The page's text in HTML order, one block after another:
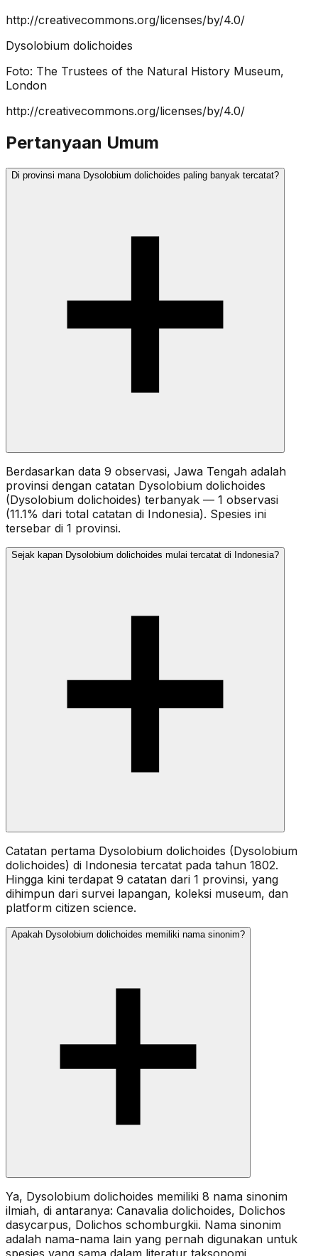
http://creativecommons.org/licenses/by/4.0/
Dysolobium dolichoides
Foto: The Trustees of the Natural History Museum,
London
http://creativecommons.org/licenses/by/4.0/
Pertanyaan Umum
Di provinsi mana Dysolobium dolichoides paling banyak tercatat?
Berdasarkan data 9 observasi, Jawa Tengah adalah
provinsi dengan catatan Dysolobium dolichoides
(Dysolobium dolichoides) terbanyak — 1 observasi
(11.1% dari total catatan di Indonesia). Spesies ini
tersebar di 1 provinsi.
Sejak kapan Dysolobium dolichoides mulai tercatat di Indonesia?
Catatan pertama Dysolobium dolichoides (Dysolobium
dolichoides) di Indonesia tercatat pada tahun 1802.
Hingga kini terdapat 9 catatan dari 1 provinsi, yang
dihimpun dari survei lapangan, koleksi museum, dan
platform citizen science.
Apakah Dysolobium dolichoides memiliki nama sinonim?
Ya, Dysolobium dolichoides memiliki 8 nama sinonim
ilmiah, di antaranya: Canavalia dolichoides, Dolichos
dasycarpus, Dolichos schomburgkii. Nama sinonim
adalah nama-nama lain yang pernah digunakan untuk
spesies yang sama dalam literatur taksonomi.